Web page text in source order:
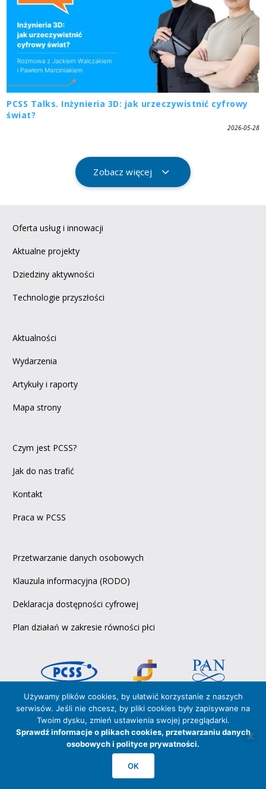
PCSS Talks. Inżynieria 3D: jak urzeczywistnić cyfrowy
świat?
2026-05-28
Zobacz więcej
Oferta usług i innowacji
Aktualne projekty
Dziedziny aktywności
Technologie przyszłości
Aktualności
Wydarzenia
Artykuły i raporty
Mapa strony
Czym jest PCSS?
Jak do nas trafić
Kontakt
Praca w PCSS
Przetwarzanie danych osobowych
Klauzula informacyjna (RODO)
Deklaracja dostępności cyfrowej
Plan działań w zakresie równości płci
Copyright © 2026 PCSS,
Poznańskie Centrum Superkomputerowo‑Sieciowe
afiliowane przy Instytucie Chemii Bioorganicznej PAN
PCSS posiada Certyfikaty zgodności z normami
oraz
Używamy plików cookies, by ułatwić korzystanie z naszych
serwisów. Jeśli nie chcesz, by pliki cookies były zapisywane na
Twoim dysku, zmień ustawienia swojej przeglądarki.
Sprawdź informacje o plikach cookies, przetwarzaniu danych
osobowych i polityce prywatności.
OK